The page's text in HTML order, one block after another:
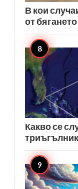
В кои
от бягането
Какво се
триъгълник